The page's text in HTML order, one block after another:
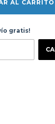
envío
gratis!